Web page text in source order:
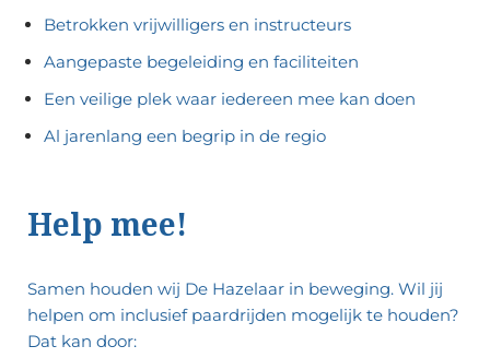
Betrokken vrijwilligers en instructeurs
Aangepaste begeleiding en faciliteiten
Een veilige plek waar iedereen mee kan doen
Al jarenlang een begrip in de regio
Help mee!
Samen houden wij De Hazelaar in beweging. Wil jij
helpen om inclusief paardrijden mogelijk te houden?
Dat kan door: